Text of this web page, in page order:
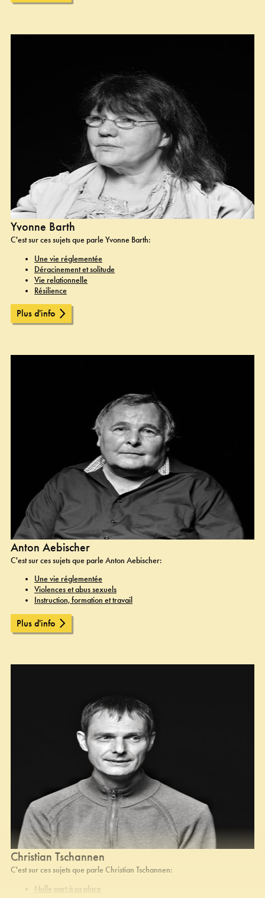
Yvonne Barth
C'est sur ces sujets que parle Yvonne Barth:
Une vie réglementée
Déracinement et solitude
Vie relationnelle
Résilience
Plus d'info
Anton Aebischer
C'est sur ces sujets que parle Anton Aebischer:
Une vie réglementée
Violences et abus sexuels
Instruction, formation et travail
Plus d'info
Christian Tschannen
C'est sur ces sujets que parle Christian Tschannen:
Nulle part à sa place